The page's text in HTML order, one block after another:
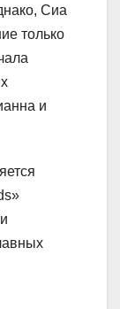
Сиа
только
и